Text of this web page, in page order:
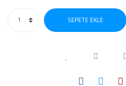
SEPETE EKLE